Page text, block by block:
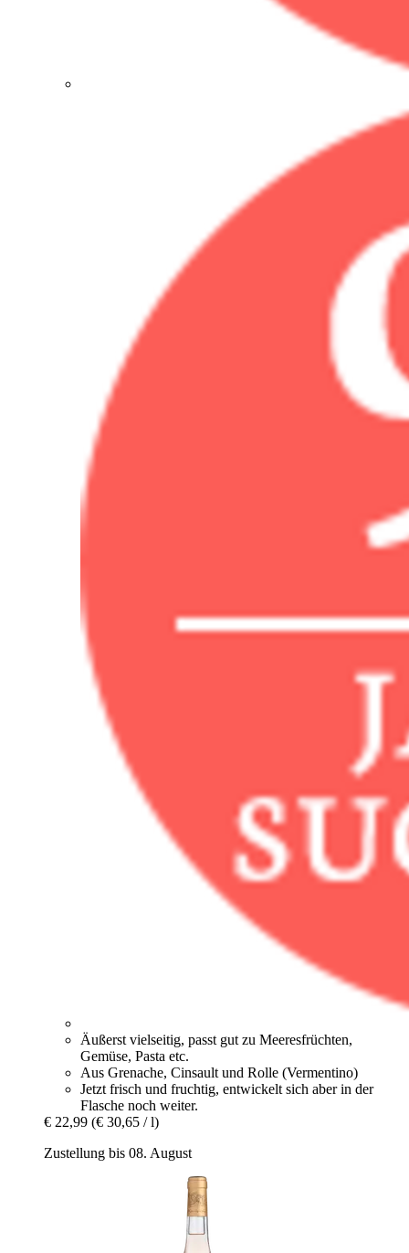
Äußerst vielseitig, passt gut zu Meeresfrüchten,
Gemüse, Pasta etc.
Aus Grenache, Cinsault und Rolle (Vermentino)
Jetzt frisch und fruchtig, entwickelt sich aber in der
Flasche noch weiter.
€ 22,99 (€ 30,65 / l)
Zustellung bis 08. August